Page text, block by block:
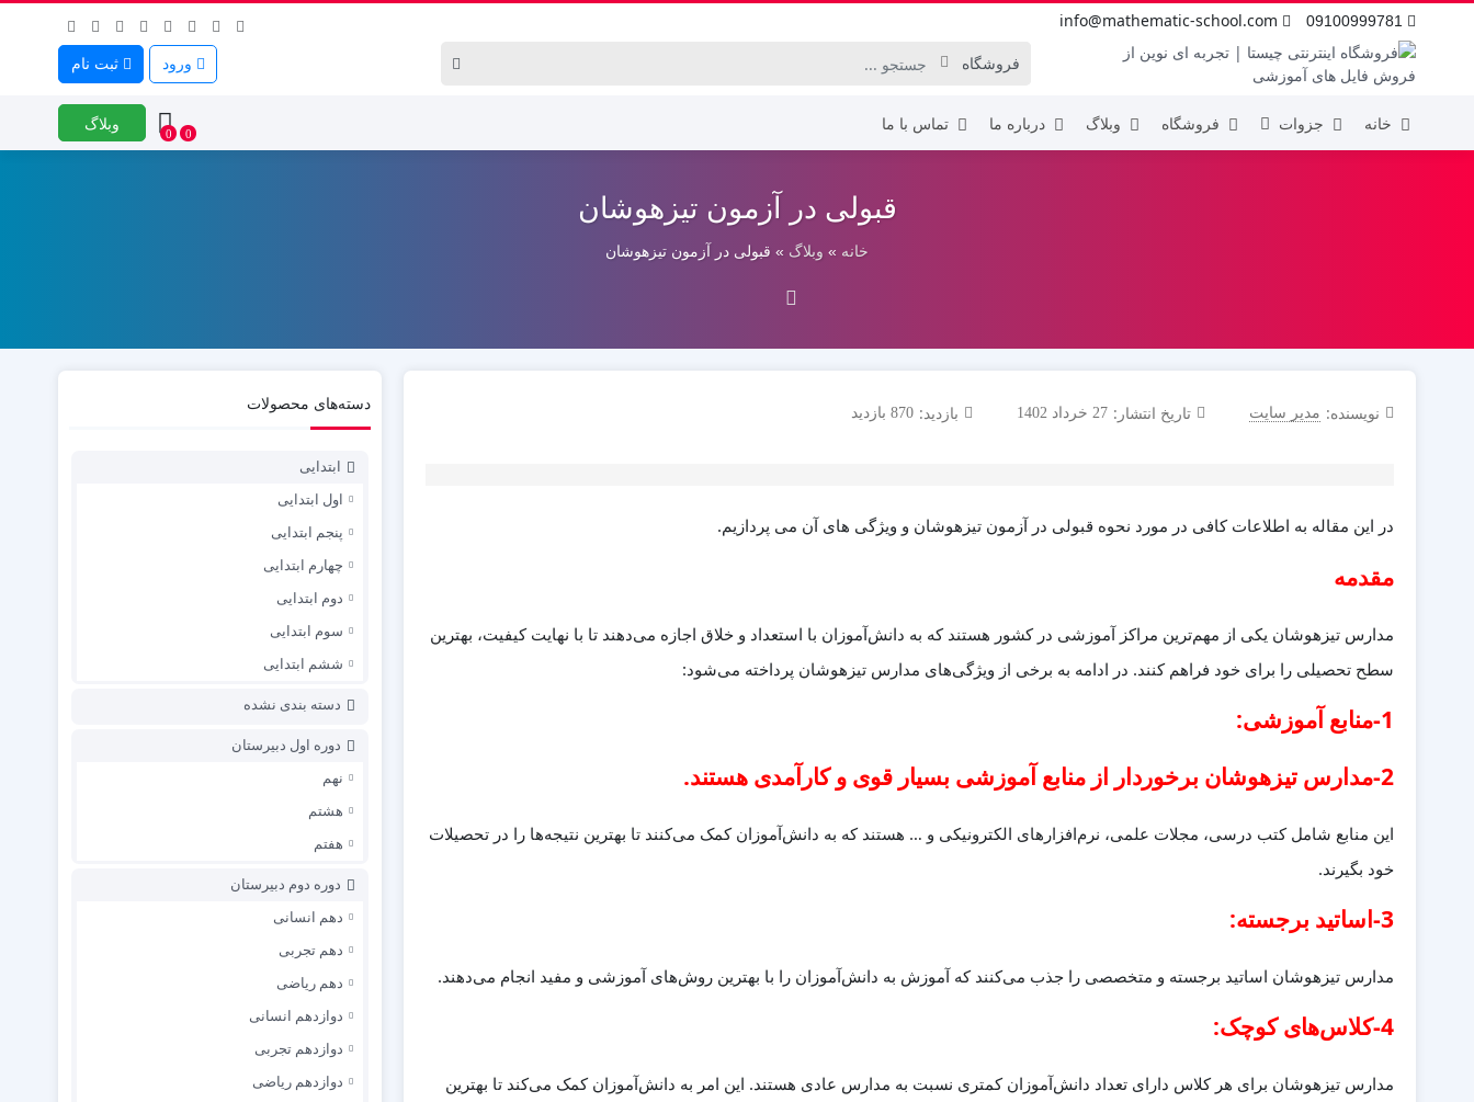
09100999781
info@mathematic-school.com
ورود ثبت نام
خانه جزوات
پنجم ابتدایی
ششم ابتدایی
دهم انسانی
دهم تجربی
یازدهم تجربی
یازدهم ریاضی
فروشگاه وبلاگ درباره ما تماس با ما 0
0 وبلاگ
قبولی در آزمون تیزهوشان
خانه » وبلاگ » قبولی در آزمون تیزهوشان
نویسنده: مدیر سایت تاریخ انتشار: 27 خرداد 1402 بازدید: 870 بازدید
در این مقاله به اطلاعات کافی در مورد نحوه قبولی در آزمون تیزهوشان و ویژگی های آن می پردازیم.
مقدمه
مدارس تیزهوشان یکی از مهم‌ترین مراکز آموزشی در کشور هستند که به دانش‌آموزان با استعداد و خلاق اجازه می‌دهند تا با نهایت کیفیت، بهترین
سطح تحصیلی را برای خود فراهم کنند. در ادامه به برخی از ویژگی‌های مدارس تیزهوشان پرداخته می‌شود:
1-منابع آموزشی:
2-مدارس تیزهوشان برخوردار از منابع آموزشی بسیار قوی و کارآمدی هستند.
این منابع شامل کتب درسی، مجلات علمی، نرم‌افزارهای الکترونیکی و … هستند که به دانش‌آموزان کمک می‌کنند تا بهترین نتیجه‌ها را در تحصیلات
خود بگیرند.
3-اساتید برجسته:
مدارس تیزهوشان اساتید برجسته و متخصصی را جذب می‌کنند که آموزش به دانش‌آموزان را با بهترین روش‌های آموزشی و مفید انجام می‌دهند.
4-کلاس‌های کوچک:
مدارس تیزهوشان برای هر کلاس دارای تعداد دانش‌آموزان کمتری نسبت به مدارس عادی هستند. این امر به دانش‌آموزان کمک می‌کند تا بهترین
دسته‌های محصولات
ابتدایی
اول ابتدایی
پنجم ابتدایی
چهارم ابتدایی
دوم ابتدایی
سوم ابتدایی
ششم ابتدایی
دسته بندی نشده
دوره اول دبیرستان
نهم
هشتم
هفتم
دوره دوم دبیرستان
دهم انسانی
دهم تجربی
دهم ریاضی
دوازدهم انسانی
دوازدهم تجربی
دوازدهم ریاضی